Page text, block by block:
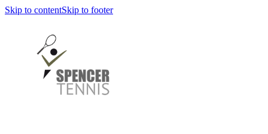
Skip to contentSkip to footer